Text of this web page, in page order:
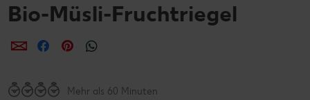
Bio-Müsli-Fruchtriegel
per E-Mail teilen
per Facebook teilen
per Pinterest teilen
Mehr als 60 Minuten